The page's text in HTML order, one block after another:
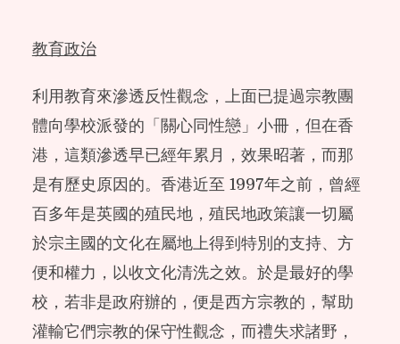
教育政治
利用教育來滲透反性觀念，上面已提過宗教團
體向學校派發的「關心同性戀」小冊，但在香
港，這類滲透早已經年累月，效果昭著，而那
是有歷史原因的。香港近至 1997年之前，曾經
百多年是英國的殖民地，殖民地政策讓一切屬
於宗主國的文化在屬地上得到特別的支持、方
便和權力，以收文化清洗之效。於是最好的學
校，若非是政府辦的，便是西方宗教的，幫助
灌輸它們宗教的保守性觀念，而禮失求諸野，